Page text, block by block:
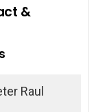
&
Raul